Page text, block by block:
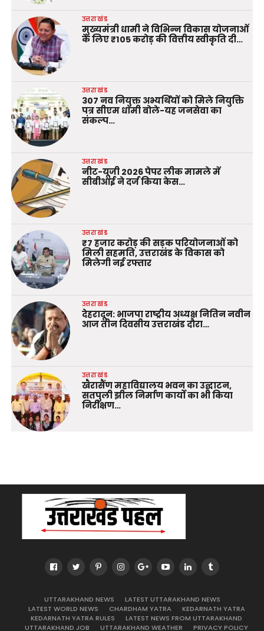
उत्तराखंड
मुख्यमंत्री धामी ने विभिन्न विकास योजनाओं
के लिए ₹105 करोड़ की वित्तीय स्वीकृति दी…
उत्तराखंड
307 नव नियुक्त अभ्यर्थियों को मिले नियुक्ति
पत्र सीएम धामी बोले-यह जनसेवा का
संकल्प…
उत्तराखंड
नीट-यूजी 2026 पेपर लीक मामले में
सीबीआई ने दर्ज किया केस…
उत्तराखंड
₹7 हजार करोड़ की सड़क परियोजनाओं को
मिली सहमति, उत्तराखंड के विकास को
मिलेगी नई रफ्तार
उत्तराखंड
देहरादून: भाजपा राष्ट्रीय अध्यक्ष नितिन नवीन
आज तीन दिवसीय उत्तराखंड दौरा…
उत्तराखंड
खैरासैंण महाविद्यालय भवन का उद्घाटन,
सतपुली झील निर्माण कार्यों का भी किया
निरीक्षण…
UTTARAKHAND NEWS
LATEST UTTARAKHAND NEWS
LATEST WORLD NEWS
CHARDHAM YATRA
KEDARNATH YATRA
KEDARNATH YATRA RULES
LATEST NEWS FROM UTTARAKHAND
UTTARAKHAND JOB
UTTARAKHAND WEATHER PRIVACY POLICY